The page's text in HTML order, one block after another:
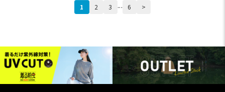
1 2 3 ... 6 >